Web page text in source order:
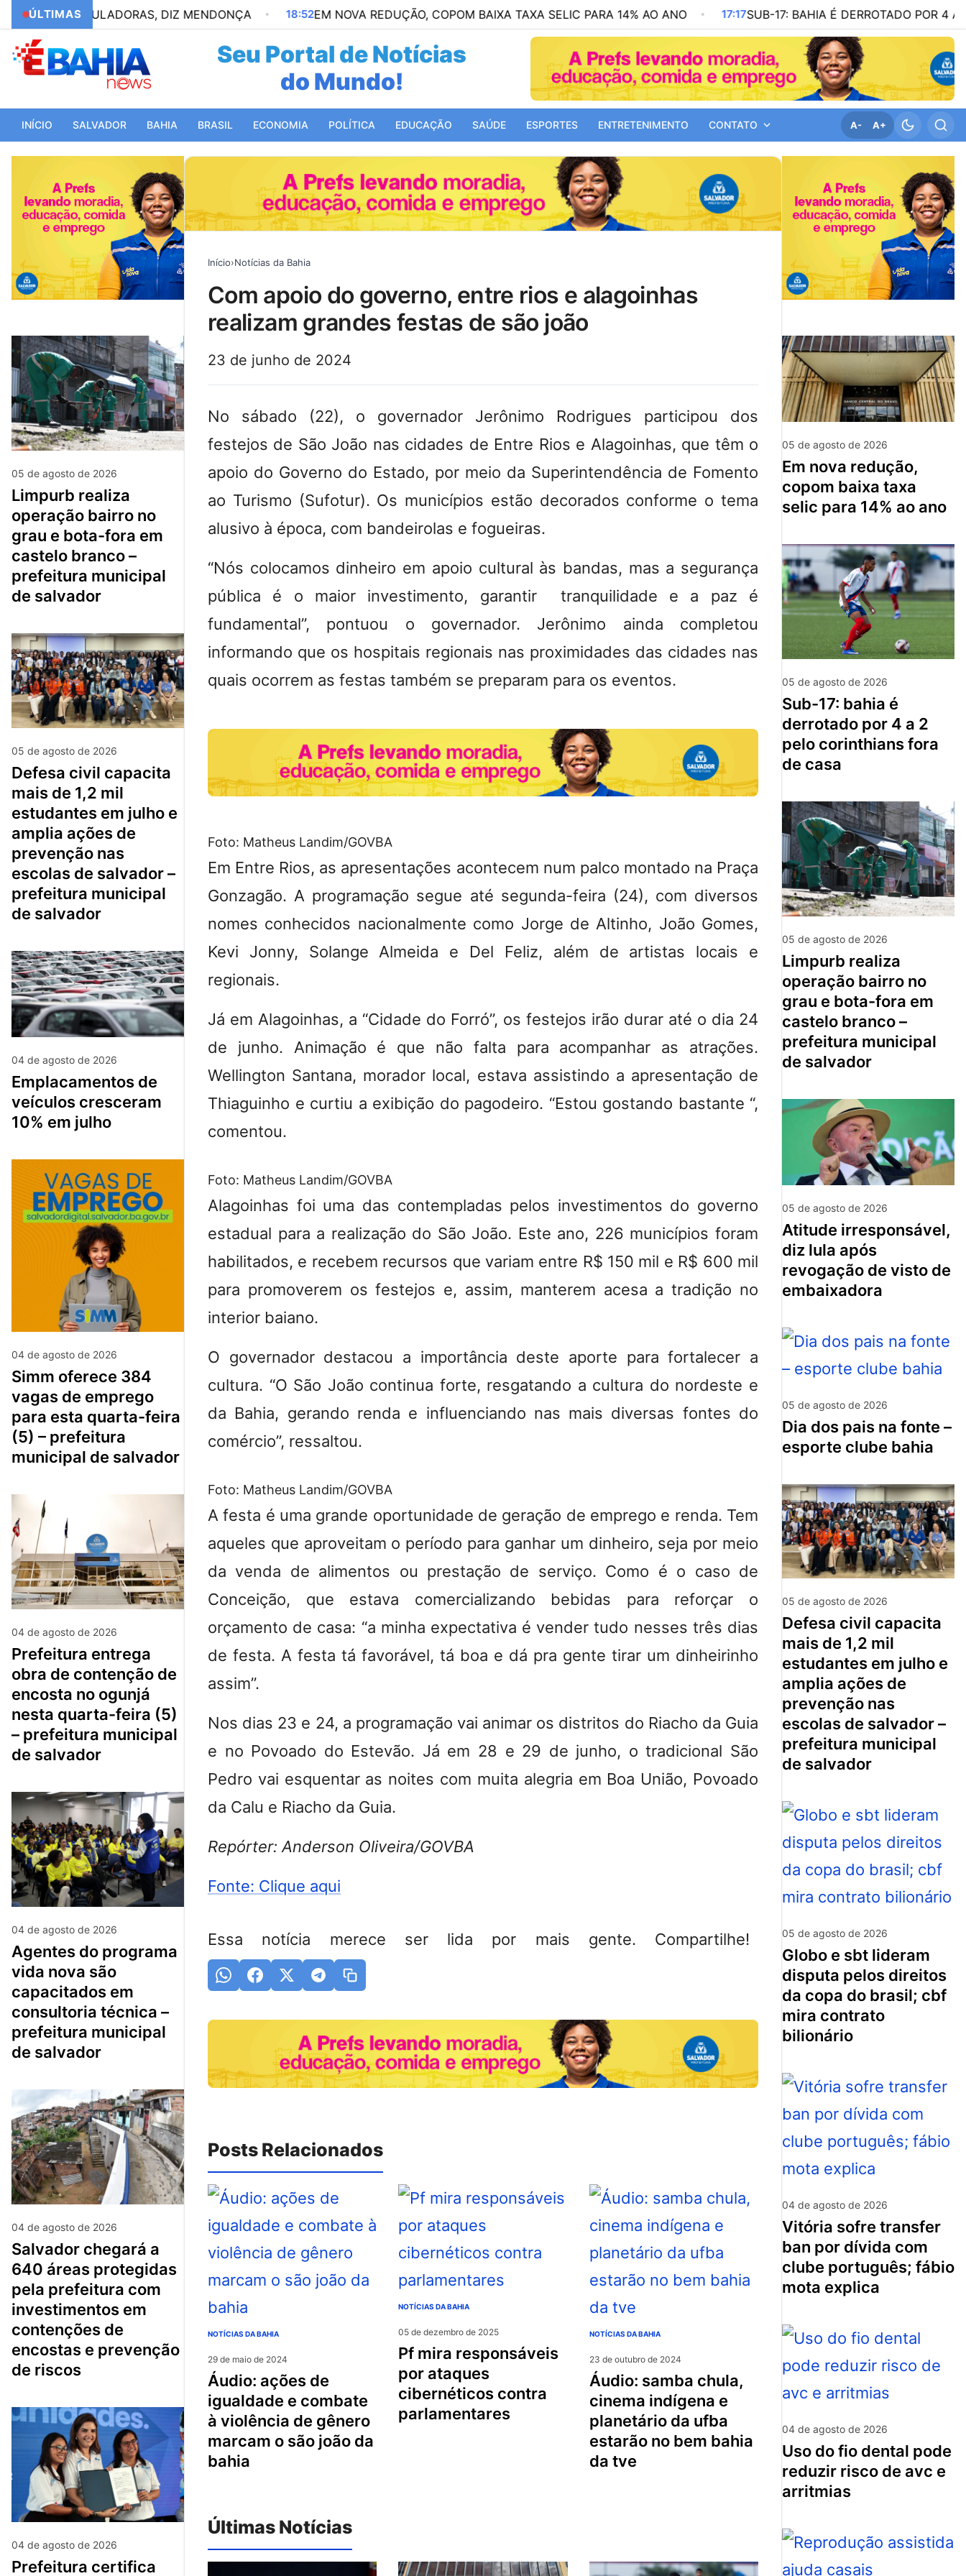
ÚLTIMAS
REGULADORAS, DIZ MENDONÇA 18:52 EM NOVA REDUÇÃO, COPOM BAIXA TAXA SELIC PARA 14% AO ANO 17:17 SUB-17: BAHIA É DERROTADO POR 4 A 2 PELO
Seu Portal de Notícias
da Bahia!
INÍCIO SALVADOR BAHIA BRASIL ECONOMIA POLÍTICA EDUCAÇÃO SAÚDE ESPORTES ENTRETENIMENTO CONTATO A- A+
05 de agosto de 2026
limpurb realiza
operação bairro no
grau e bota-fora em
castelo branco –
prefeitura municipal
de salvador
05 de agosto de 2026
defesa civil capacita
mais de 1,2 mil
estudantes em julho e
amplia ações de
prevenção nas
escolas de salvador –
prefeitura municipal
de salvador
04 de agosto de 2026
emplacamentos de
veículos cresceram
10% em julho
04 de agosto de 2026
simm oferece 384
vagas de emprego
para esta quarta-feira
(5) – prefeitura
municipal de salvador
04 de agosto de 2026
prefeitura entrega
obra de contenção de
encosta no ogunjá
nesta quarta-feira (5)
– prefeitura municipal
de salvador
04 de agosto de 2026
agentes do programa
vida nova são
capacitados em
consultoria técnica –
prefeitura municipal
de salvador
04 de agosto de 2026
salvador chegará a
640 áreas protegidas
pela prefeitura com
investimentos em
contenções de
encostas e prevenção
de riscos
04 de agosto de 2026
prefeitura certifica
Início›Notícias da Bahia
com apoio do governo, entre rios e alagoinhas
realizam grandes festas de são joão
23 de junho de 2024
No sábado (22), o governador Jerônimo Rodrigues participou dos
festejos de São João nas cidades de Entre Rios e Alagoinhas, que têm o
apoio do Governo do Estado, por meio da Superintendência de Fomento
ao Turismo (Sufotur). Os municípios estão decorados conforme o tema
alusivo à época, com bandeirolas e fogueiras.
“Nós colocamos dinheiro em apoio cultural às bandas, mas a segurança
pública é o maior investimento, garantir tranquilidade e a paz é
fundamental”, pontuou o governador. Jerônimo ainda completou
informando que os hospitais regionais nas proximidades das cidades nas
quais ocorrem as festas também se preparam para os eventos.
Foto: Matheus Landim/GOVBA
Em Entre Rios, as apresentações acontecem num palco montado na Praça
Gonzagão. A programação segue até segunda-feira (24), com diversos
nomes conhecidos nacionalmente como Jorge de Altinho, João Gomes,
Kevi Jonny, Solange Almeida e Del Feliz, além de artistas locais e
regionais.
Já em Alagoinhas, a “Cidade do Forró”, os festejos irão durar até o dia 24
de junho. Animação é que não falta para acompanhar as atrações.
Wellington Santana, morador local, estava assistindo a apresentação de
Thiaguinho e curtiu a exibição do pagodeiro. “Estou gostando bastante “,
comentou.
Foto: Matheus Landim/GOVBA
Alagoinhas foi uma das contempladas pelos investimentos do governo
estadual para a realização do São João. Este ano, 226 municípios foram
habilitados, e recebem recursos que variam entre R$ 150 mil e R$ 600 mil
para promoverem os festejos e, assim, manterem acesa a tradição no
interior baiano.
O governador destacou a importância deste aporte para fortalecer a
cultura. “O São João continua forte, resgatando a cultura do nordeste e
da Bahia, gerando renda e influenciando nas mais diversas fontes do
comércio”, ressaltou.
Foto: Matheus Landim/GOVBA
A festa é uma grande oportunidade de geração de emprego e renda. Tem
aqueles que aproveitam o período para ganhar um dinheiro, seja por meio
da venda de alimentos ou prestação de serviço. Como é o caso de
Conceição, que estava comercializando bebidas para reforçar o
orçamento de casa: “a minha expectativa é vender tudo nesses três dias
de festa. A festa tá favorável, tá boa e dá pra gente tirar um dinheirinho
assim”.
Nos dias 23 e 24, a programação vai animar os distritos do Riacho da Guia
e no Povoado do Estevão. Já em 28 e 29 de junho, o tradicional São
Pedro vai esquentar as noites com muita alegria em Boa União, Povoado
da Calu e Riacho da Guia.
Repórter: Anderson Oliveira/GOVBA
Fonte: Clique aqui
Essa notícia merece ser lida por mais gente. Compartilhe!
Posts Relacionados
NOTÍCIAS DA BAHIA
29 de maio de 2024
áudio: ações de
igualdade e combate
à violência de gênero
marcam o são joão da
bahia
NOTÍCIAS DA BAHIA
05 de dezembro de 2025
pf mira responsáveis
por ataques
cibernéticos contra
parlamentares
NOTÍCIAS DA BAHIA
23 de outubro de 2024
áudio: samba chula,
cinema indígena e
planetário da ufba
estarão no bem bahia
da tve
Últimas Notícias
05 de agosto de 2026
em nova redução,
copom baixa taxa
selic para 14% ao ano
05 de agosto de 2026
sub-17: bahia é
derrotado por 4 a 2
pelo corinthians fora
de casa
05 de agosto de 2026
limpurb realiza
operação bairro no
grau e bota-fora em
castelo branco –
prefeitura municipal
de salvador
05 de agosto de 2026
atitude irresponsável,
diz lula após
revogação de visto de
embaixadora
05 de agosto de 2026
dia dos pais na fonte –
esporte clube bahia
05 de agosto de 2026
defesa civil capacita
mais de 1,2 mil
estudantes em julho e
amplia ações de
prevenção nas
escolas de salvador –
prefeitura municipal
de salvador
05 de agosto de 2026
globo e sbt lideram
disputa pelos direitos
da copa do brasil; cbf
mira contrato
bilionário
04 de agosto de 2026
vitória sofre transfer
ban por dívida com
clube português; fábio
mota explica
04 de agosto de 2026
uso do fio dental pode
reduzir risco de avc e
arritmias